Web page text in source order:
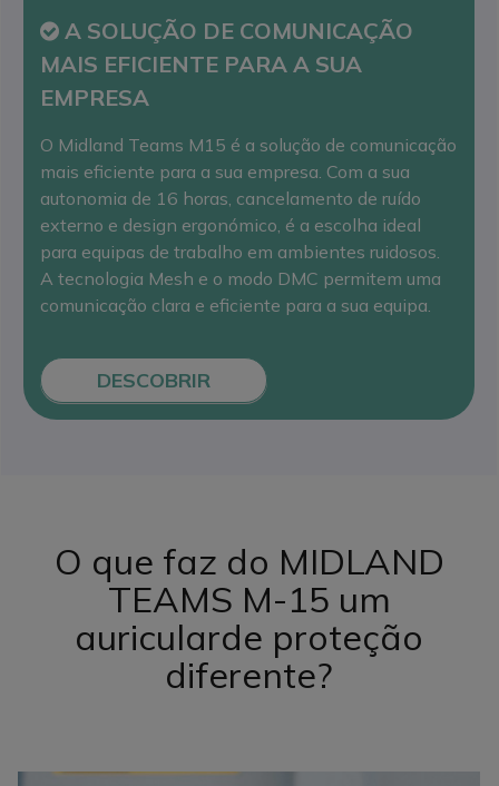
A SOLUÇÃO DE COMUNICAÇÃO
MAIS EFICIENTE PARA A SUA
EMPRESA
O Midland Teams M15 é a solução de comunicação
mais eficiente para a sua empresa. Com a sua
autonomia de 16 horas, cancelamento de ruído
externo e design ergonómico, é a escolha ideal
para equipas de trabalho em ambientes ruidosos.
A tecnologia Mesh e o modo DMC permitem uma
comunicação clara e eficiente para a sua equipa.
DESCOBRIR
O que faz do MIDLAND
TEAMS M-15 um
auricularde proteção
diferente?